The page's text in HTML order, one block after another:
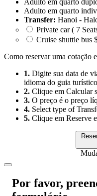
Adulto em quarto
Transfer: Hanoi -
Private car ( 7
Cruise shuttle bus
Como reservar uma cotação
1. Digite sua data de
idioma do guia turístico
2. Clique em Calcular
3. O preço é o preço
4. Select type of
5. Clique em Reserve
Por favor,